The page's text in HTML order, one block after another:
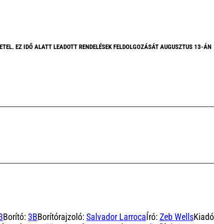
EZ IDŐ ALATT LEADOTT RENDELÉSEK FELDOLGOZÁSÁT AUGUSZTUS 13-ÁN
Borító: 3BBorítórajzoló:Salvador LarrocaÍró:Zeb Wells